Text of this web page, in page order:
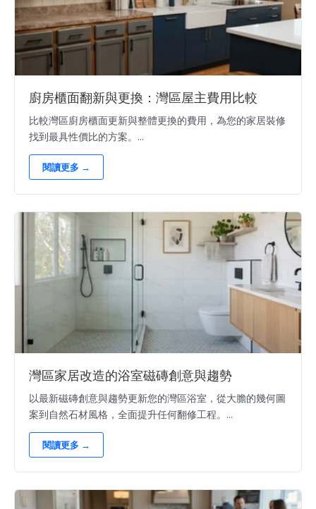
廚房櫃面翻新與更換：灣區屋主費用比較
比較灣區廚房櫃面更新與整體更換的費用，為您的家居裝修
找到最具性價比的方案。...
閱讀更多 →
灣區家居改造的浴室磁磚創意與趨勢
以最新磁磚創意與趨勢更新您的灣區浴室，從大膽的幾何圖
案到自然石材風格，全面提升任何翻修工程。...
閱讀更多 →